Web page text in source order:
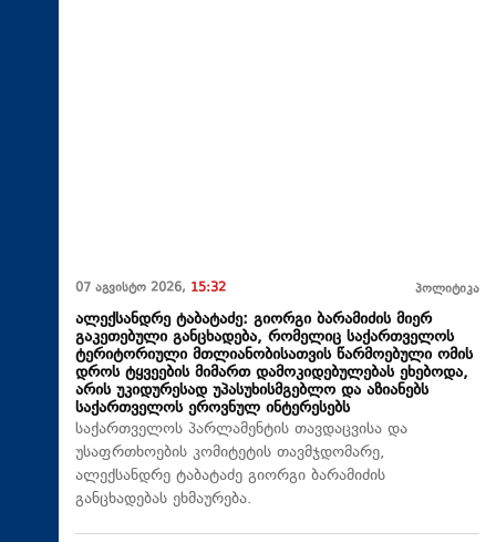
07 აგვისტო 2026, 15:32 პოლიტიკა
ალექსანდრე ტაბატაძე: გიორგი ბარამიძის მიერ
გაკეთებული განცხადება, რომელიც საქართველოს
ტერიტორიული მთლიანობისათვის წარმოებული ომის
დროს ტყვეების მიმართ დამოკიდებულებას ეხებოდა,
არის უკიდურესად უპასუხისმგებლო და აზიანებს
საქართველოს ეროვნულ ინტერესებს
საქართველოს პარლამენტის თავდაცვისა და
უსაფრთხოების კომიტეტის თავმჯდომარე,
ალექსანდრე ტაბატაძე გიორგი ბარამიძის
განცხადებას ეხმაურება.